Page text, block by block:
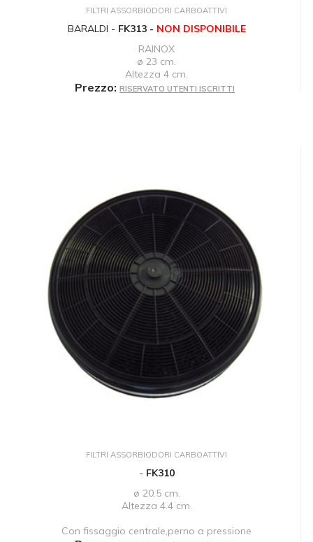
FILTRI ASSORBIODORI CARBOATTIVI
BARALDI - FK313 - NON DISPONIBILE
RAINOX
ø 23 cm.
Altezza 4 cm.
Prezzo: RISERVATO UTENTI ISCRITTI
FILTRI ASSORBIODORI CARBOATTIVI
- FK310
ø 20.5 cm.
Altezza 4.4 cm.
Con fissaggio centrale,perno a pressione